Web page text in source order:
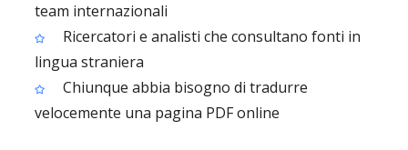
team internazionali
Ricercatori e analisti che consultano fonti in
lingua straniera
Chiunque abbia bisogno di tradurre
velocemente una pagina PDF online